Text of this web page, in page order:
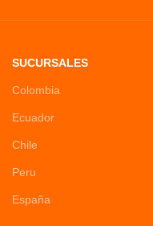
los agudos.
SUCURSALES
Colombia
Ecuador
Chile
Peru
España